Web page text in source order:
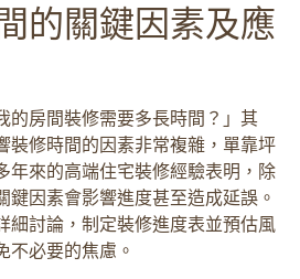
的關鍵因素及應
的房間裝修需要多長時間？」其
裝修時間的因素非常複雜，單靠坪
年來的高端住宅裝修經驗表明，除
鍵因素會影響進度甚至造成延誤。
細討論，制定裝修進度表並預估風
不必要的焦慮。